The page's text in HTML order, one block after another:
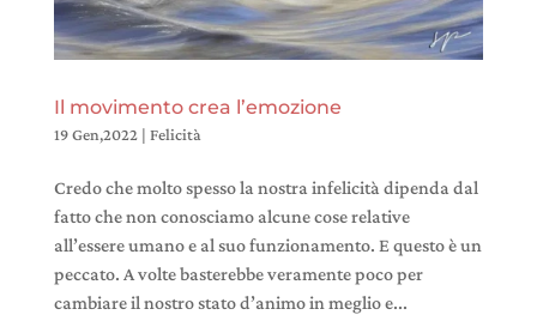
Il movimento crea l’emozione
19 Gen,2022| Felicità
Credo che molto spesso la nostra infelicità dipenda dal
fatto che non conosciamo alcune cose relative
all’essere umano e al suo funzionamento. E questo è un
peccato. A volte basterebbe veramente poco per
cambiare il nostro stato d’animo in meglio e...